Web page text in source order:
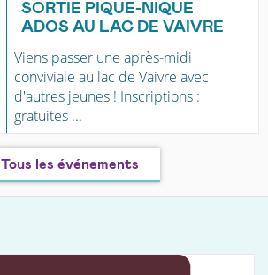
SORTIE PIQUE-NIQUE
ADOS AU LAC DE VAIVRE
Viens passer une après-midi
conviviale au lac de Vaivre avec
d'autres jeunes ! Inscriptions :
gratuites ...
Tous les événements